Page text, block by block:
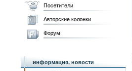
Посетители
Авторские колонки
Форум
информация, новости